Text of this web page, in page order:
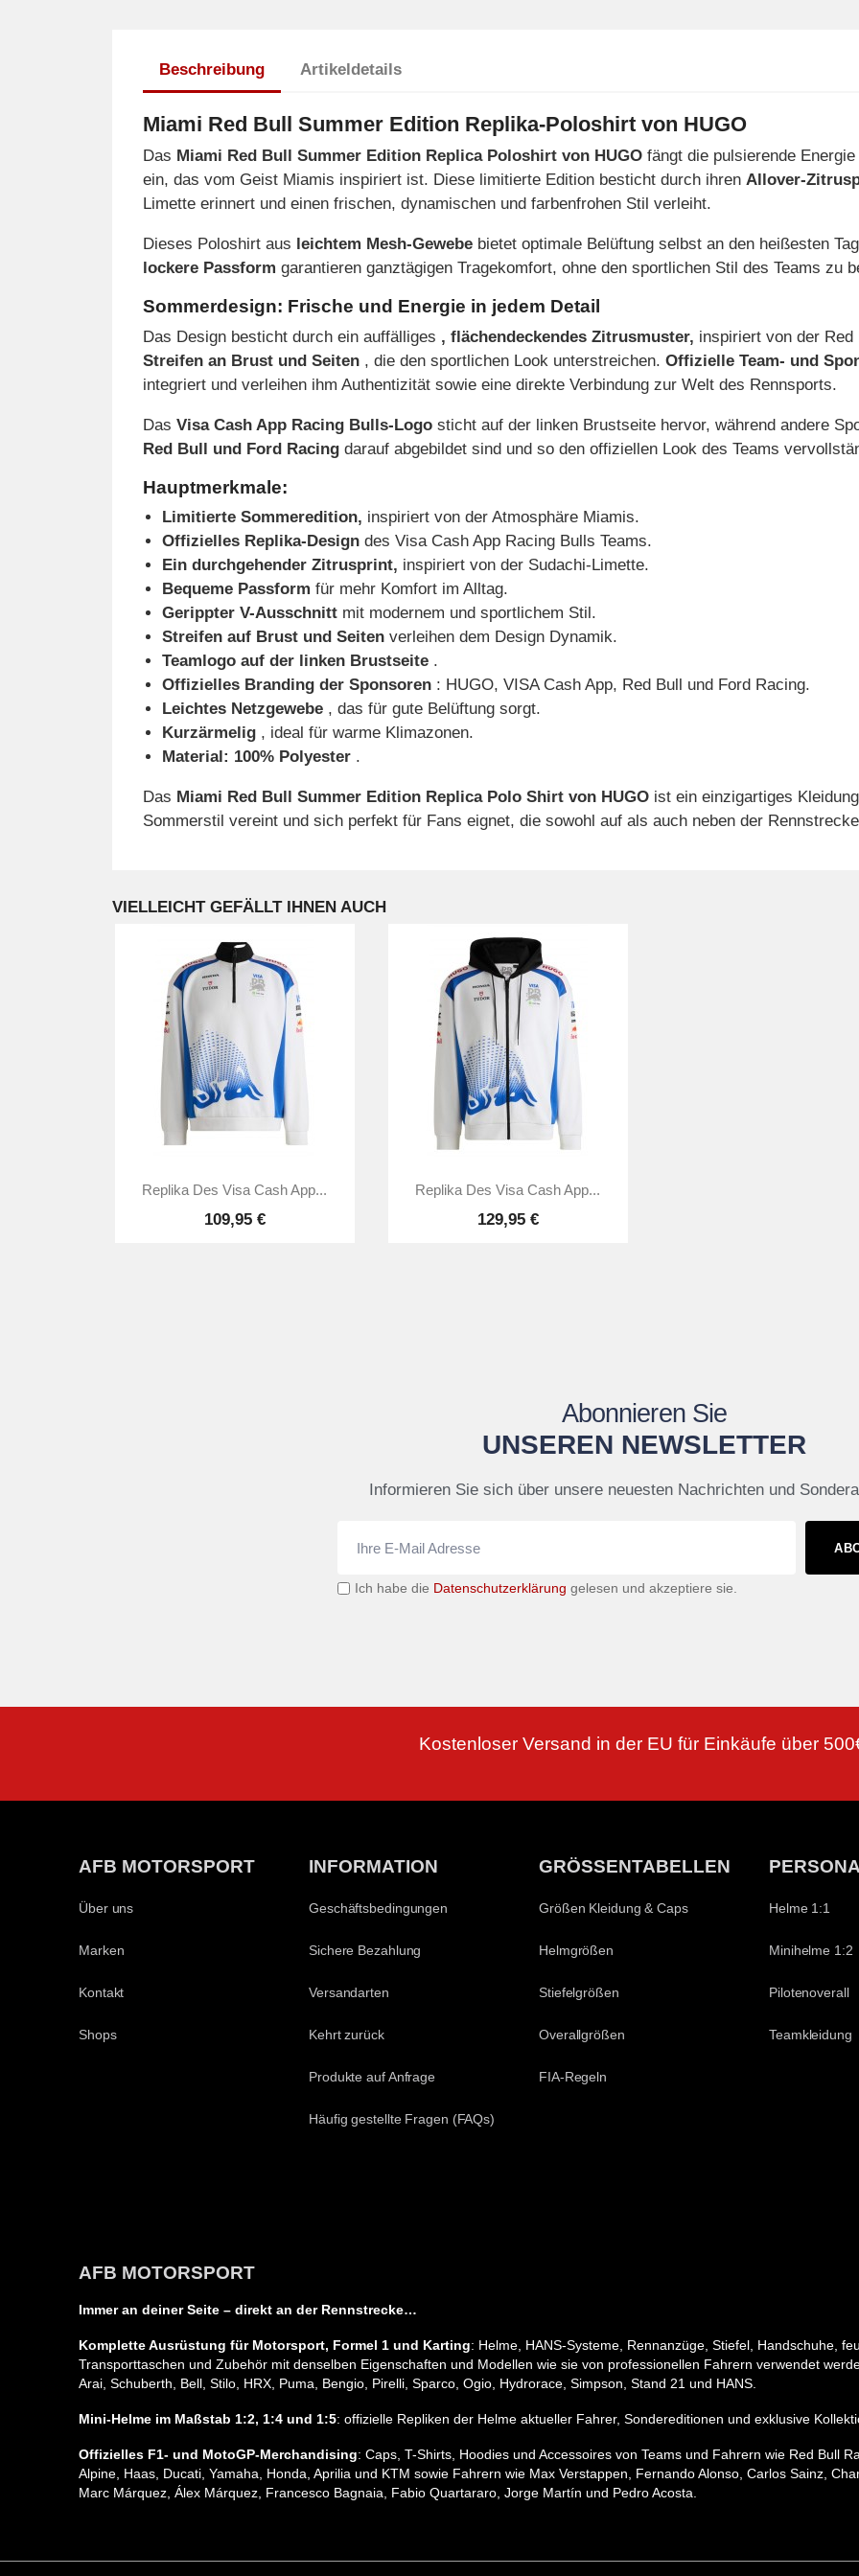
Beschreibung Artikeldetails
Miami Red Bull Summer Edition Replika-Poloshirt von HUGO
Das Miami Red Bull Summer Edition Replica Poloshirt von HUGOfängt die pulsierende
ein, das vom Geist Miamis inspiriert ist. Diese limitierte Edition besticht durch ihren Allover-
Limette erinnert und einen frischen, dynamischen und farbenfrohen Stil verleiht.
Dieses Poloshirt aus leichtem Mesh-Gewebebietet optimale Belüftung selbst an den heißesten
lockere Passform garantieren ganztägigen Tragekomfort, ohne den sportlichen Stil des Teams zu
Sommerdesign: Frische und Energie in jedem Detail
Das Design besticht durch ein auffälliges , flächendeckendes Zitrusmuster, inspiriert von der
Streifen an Brust und Seiten, die den sportlichen Look unterstreichen. Offizielle Team- und
integriert und verleihen ihm Authentizität sowie eine direkte Verbindung zur Welt des Rennsports.
Das Visa Cash App Racing Bulls-Logosticht auf der linken Brustseite hervor, während andere
Red Bull und Ford Racingdarauf abgebildet sind und so den offiziellen Look des Teams
Hauptmerkmale:
Limitierte Sommeredition, inspiriert von der Atmosphäre Miamis.
Offizielles Replika-Designdes Visa Cash App Racing Bulls Teams.
Ein durchgehender Zitrusprint, inspiriert von der Sudachi-Limette.
Bequeme Passform für mehr Komfort im Alltag.
Gerippter V-Ausschnittmit modernem und sportlichem Stil.
Streifen auf Brust und Seitenverleihen dem Design Dynamik.
Teamlogo auf der linken Brustseite.
Offizielles Branding der Sponsoren: HUGO, VISA Cash App, Red Bull und Ford Racing.
Leichtes Netzgewebe, das für gute Belüftung sorgt.
Kurzärmelig, ideal für warme Klimazonen.
Material: 100% Polyester.
Das Miami Red Bull Summer Edition Replica Polo Shirt von HUGOist ein einzigartiges
Sommerstil vereint und sich perfekt für Fans eignet, die sowohl auf als auch neben der
VIELLEICHT GEFÄLLT IHNEN AUCH
Vorschau
Replika Des Visa Cash App...
109,95 €
Vorschau
Replika Des Visa Cash App...
129,95 €
Abonnieren Sie
UNSEREN NEWSLETTER
Informieren Sie sich über unsere neuesten Nachrichten und
Ich habe die Datenschutzerklärung gelesen und akzeptiere sie.
Kostenloser Versand in der EU für Einkäufe über
AFB MOTORSPORT
Über uns
Marken
Kontakt
Shops
INFORMATION
Geschäftsbedingungen
Sichere Bezahlung
Versandarten
Kehrt zurück
Produkte auf Anfrage
Häufig gestellte Fragen (FAQs)
GRÖSSENTABELLEN
Größen Kleidung & Caps
Helmgrößen
Stiefelgrößen
Overallgrößen
FIA-Regeln
Helme 1:1
Minihelme 1:2
Pilotenoverall
Teamkleidung
AFB MOTORSPORT
Immer an deiner Seite – direkt an der Rennstrecke…
Komplette Ausrüstung für Motorsport, Formel 1 und Karting: Helme, HANS-Systeme, Rennanzüge, Stiefel, Handschuhe,
Transporttaschen und Zubehör mit denselben Eigenschaften und Modellen wie sie von professionellen Fahrern verwendet
Arai, Schuberth, Bell, Stilo, HRX, Puma, Bengio, Pirelli, Sparco, Ogio, Hydrorace, Simpson, Stand 21 und HANS.
Mini-Helme im Maßstab 1:2, 1:4 und 1:5: offizielle Repliken der Helme aktueller Fahrer, Sondereditionen und exklusive
Offizielles F1- und MotoGP-Merchandising: Caps, T-Shirts, Hoodies und Accessoires von Teams und Fahrern wie Red Bull
Alpine, Haas, Ducati, Yamaha, Honda, Aprilia und KTM sowie Fahrern wie Max Verstappen, Fernando Alonso, Carlos Sainz,
Marc Márquez, Álex Márquez, Francesco Bagnaia, Fabio Quartararo, Jorge Martín und Pedro Acosta.